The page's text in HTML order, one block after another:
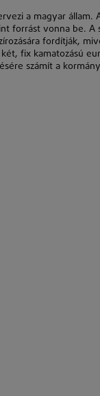
a magyar állam.
forrást vonna be. A
fordítják,
fix kamatozású
számít a